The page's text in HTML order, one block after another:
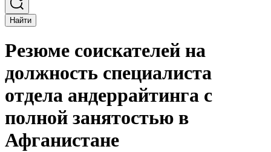
Найти
Резюме соискателей на
должность специалиста
отдела андеррайтинга с
полной занятостью в
Афганистане